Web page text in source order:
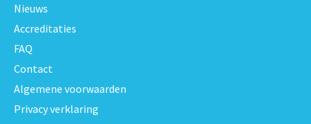
Nieuws
Accreditaties
FAQ
Contact
Algemene voorwaarden
Privacy verklaring